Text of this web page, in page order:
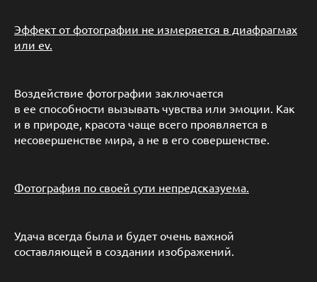
Эффект от фотографии не измеряется в диафрагмах
или ev.
Воздействие фотографии заключается
в ее способности вызывать чувства или эмоции. Как
и в природе, красота чаще всего проявляется в
несовершенстве мира, а не в его совершенстве.
Фотография по своей сути непредсказуема.
Удача всегда была и будет очень важной
составляющей в создании изображений.